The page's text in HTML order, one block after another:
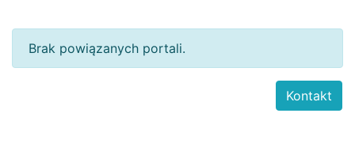
Brak powiązanych portali.
Kontakt